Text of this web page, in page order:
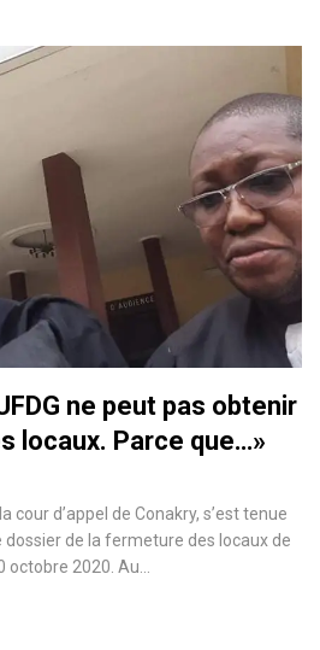
ne peut pas obtenir
locaux. Parce que…»
cour d’appel de Conakry, s’est tenue
dossier de la fermeture des locaux de
octobre 2020. Au…